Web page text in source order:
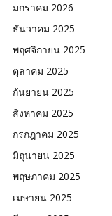
มกราคม 2026
ธันวาคม 2025
พฤศจิกายน 2025
ตุลาคม 2025
กันยายน 2025
สิงหาคม 2025
กรกฎาคม 2025
มิถุนายน 2025
พฤษภาคม 2025
เมษายน 2025